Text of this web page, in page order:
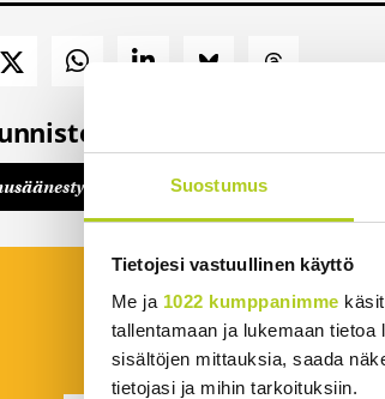
Suostumus
Tietojesi vastuullinen käyttö
Me ja 1022 kumppanimme
tallentamaan ja lukemaan
sisältöjen mittauksia, saada
tietojasi ja mihin tarkoituksiin.
Orpon hallitus
Viidesti viikossa
koostettu
Tilaa